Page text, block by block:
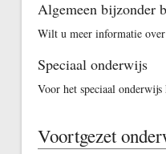
Algemeen bijzonder
Wilt u meer informatie over
Speciaal onderwijs
Voor het speciaal
Voortgezet